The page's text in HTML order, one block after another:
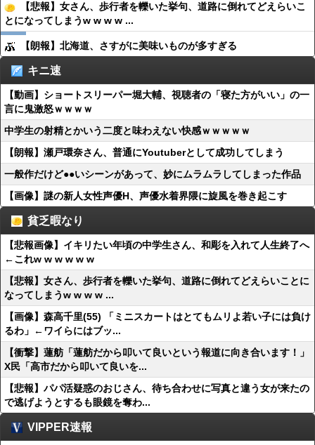
【悲報】女さん、歩行者を轢いた挙句、道路に倒れてどえらいこ
とになってしまうw w w w ...
【朗報】北海道、さすがに美味いものが多すぎる
キニ速
【動画】ショートスリーパー堀大輔、視聴者の「寝た方がいい」の一
言に鬼激怒ｗｗｗｗ
中学生の射精とかいう二度と味わえない快感ｗｗｗｗｗ
【朗報】瀬戸環奈さん、普通にYoutuberとして成功してしまう
一般作だけど●●いシーンがあって、妙にムラムラしてしまった作品
【画像】謎の新人女性声優H、声優水着界隈に旋風を巻き起こす
貧乏暇なり
【悲報画像】イキリたい年頃の中学生さん、和彫を入れて人生終了へ
←これw w w w w w
【悲報】女さん、歩行者を轢いた挙句、道路に倒れてどえらいことに
なってしまうw w w w ...
【画像】森高千里(55) 「ミニスカートはとてもムリよ若い子には負け
るわ」←ワイらにはブッ...
【衝撃】蓮舫「蓮舫だから叩いて良いという報道に向き合います！」
X民「高市だから叩いて良いを...
【悲報】パパ活疑惑のおじさん、待ち合わせに写真と違う女が来たの
で逃げようとするも眼鏡を奪わ...
VIPPER速報